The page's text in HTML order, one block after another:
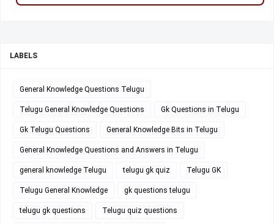
LABELS
General Knowledge Questions Telugu
Telugu General Knowledge Questions Gk Questions in Telugu
Gk Telugu Questions General Knowledge Bits in Telugu
General Knowledge Questions and Answers in Telugu
general knowledge Telugu telugu gk quiz Telugu GK
Telugu General Knowledge gk questions telugu
telugu gk questions Telugu quiz questions